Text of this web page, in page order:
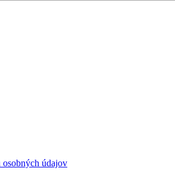
osobných údajov